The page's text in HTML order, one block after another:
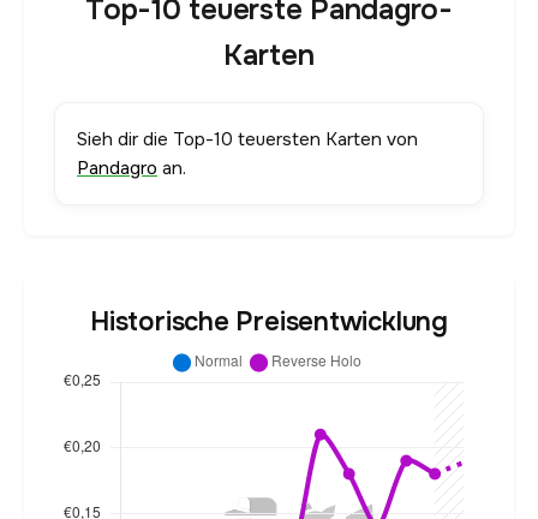
Top-10 teuerste Pandagro-
Karten
Sieh dir die Top-10 teuersten Karten von
Pandagro an.
Historische Preisentwicklung